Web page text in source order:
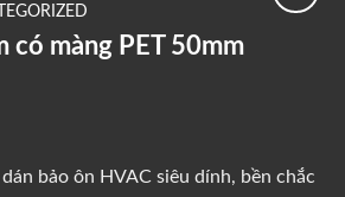
có màng PET 50mm
dán bảo ôn HVAC siêu dính, bền chắc